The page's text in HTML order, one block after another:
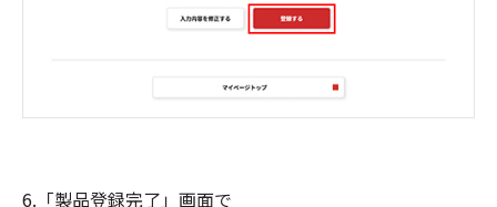
6.「製品登録完了」画面で